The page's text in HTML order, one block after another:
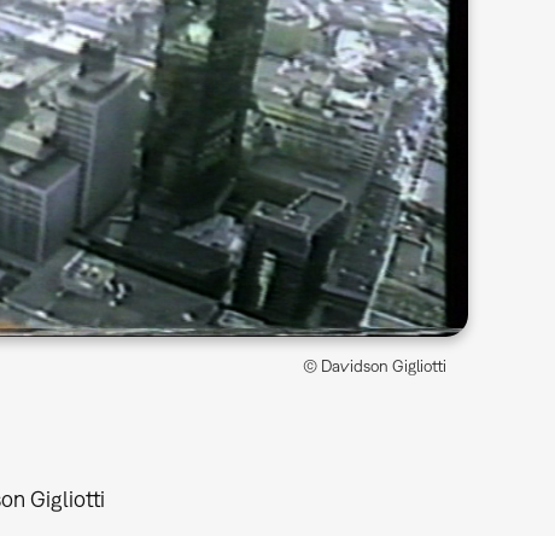
© Davidson Gigliotti
Gigliotti